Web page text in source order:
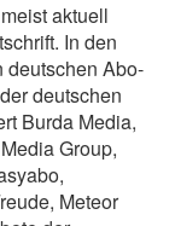
aktuell
In den
deutschen Abo-
deutschen
Burda Media,
Group,
Meteor